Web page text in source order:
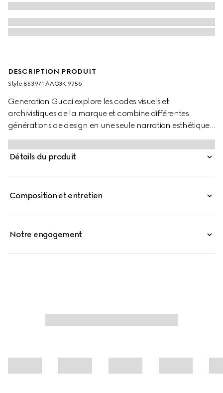
DESCRIPTION PRODUIT
Style ‎853971 AAG3K 9756
Generation Gucci explore les codes visuels et
archivistiques de la marque et combine différentes
générations de design en une seule narration esthétique.
La forme inspirée d'un cabas, polyvalente et élégante de
Gucci Giglio, en fait un compagnon essentiel. Ce style est
confectionné en cuir GG perforé, avec une finition ton sur
Détails du produit
Composition et entretien
Notre engagement